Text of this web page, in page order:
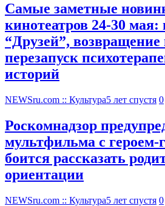
Самые заметные
кинотеатров 24-30 мая:
“Друзей”, возвращение
перезапуск
историй
NEWSru.com :: Культура5 лет спустя 0
Роскомнадзор
мультфильма c героем-
боится рассказать
ориентации
NEWSru.com :: Культура5 лет спустя 0